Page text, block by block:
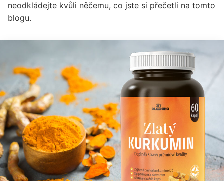
neodkládejte kvůli něčemu, co jste si přečetli na tomto
blogu.